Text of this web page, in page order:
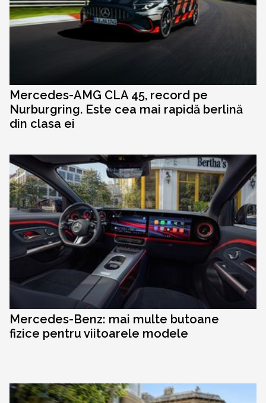
Mercedes-AMG CLA 45, record pe
Nurburgring. Este cea mai rapidă berlină
din clasa ei
Mercedes-Benz: mai multe butoane
fizice pentru viitoarele modele